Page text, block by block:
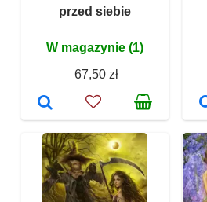
przed siebie
W magazynie (1)
67,50 zł